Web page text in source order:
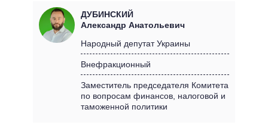
СТАТЬИ
МНЕНИЯ
ОБЗОРЫ
ДАЙДЖЕСТЫ
МИР
ВСЕ ПОЛИТИКИ
ПРЕЗИДЕНТ И ОФИС
КАБИНЕТ МИНИСТРОВ
ГЛАВЫ ОБЛАДМИНИСТРАЦИЙ
ИНФОГРАФИКА
ВИДЕО
ПОДДЕРЖАТЬ
СРАВНЕНИЕ ПОЛИТИКОВ
ДУБИНСКИЙ
Александр Анатольевич
Народный депутат Украины
Внефракционный
Заместитель председателя Комитета
по вопросам финансов, налоговой и
таможенной политики